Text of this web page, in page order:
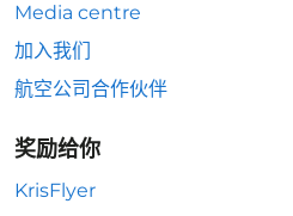
Media centre
加入我们
航空公司合作伙伴
奖励给你
KrisFlyer